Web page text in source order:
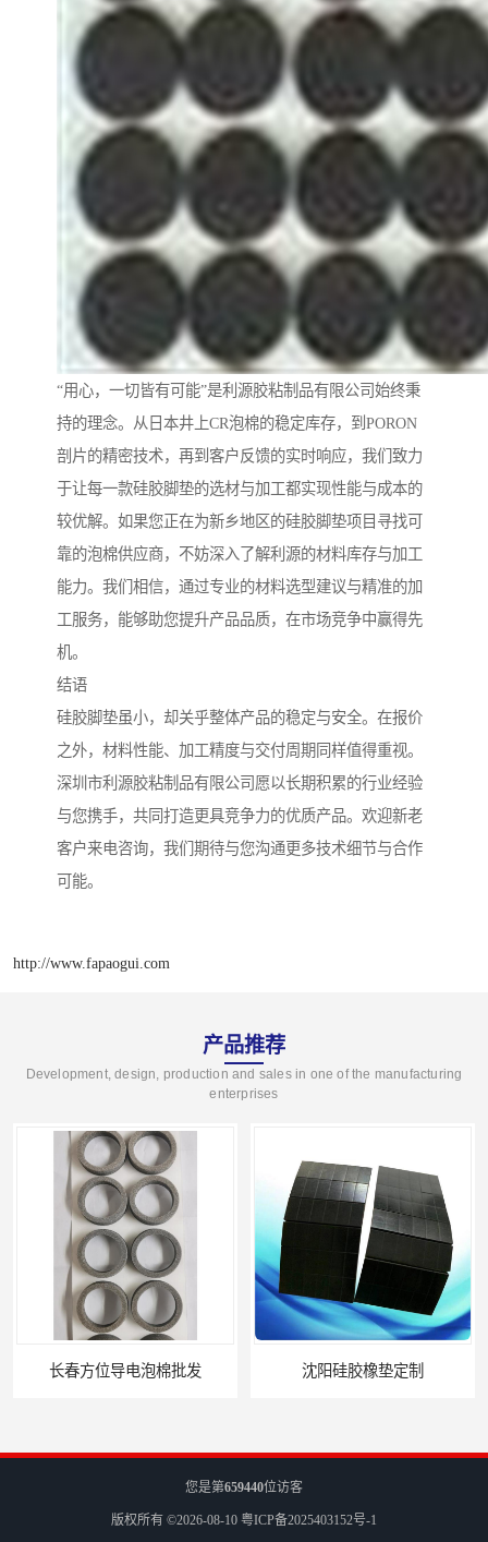
“用心，一切皆有可能”是利源胶粘制品有限公司始终秉
持的理念。从日本井上CR泡棉的稳定库存，到PORON
剖片的精密技术，再到客户反馈的实时响应，我们致力
于让每一款硅胶脚垫的选材与加工都实现性能与成本的
较优解。如果您正在为新乡地区的硅胶脚垫项目寻找可
靠的泡棉供应商，不妨深入了解利源的材料库存与加工
能力。我们相信，通过专业的材料选型建议与精准的加
工服务，能够助您提升产品品质，在市场竞争中赢得先
机。
结语
硅胶脚垫虽小，却关乎整体产品的稳定与安全。在报价
之外，材料性能、加工精度与交付周期同样值得重视。
深圳市利源胶粘制品有限公司愿以长期积累的行业经验
与您携手，共同打造更具竞争力的优质产品。欢迎新老
客户来电咨询，我们期待与您沟通更多技术细节与合作
可能。
http://www.fapaogui.com
产品推荐
Development, design, production and sales in one of the manufacturing
enterprises
沈阳硅胶橡垫定制
您是第659440位访客
版权所有 ©2026-08-10 粤ICP备2025403152号-1